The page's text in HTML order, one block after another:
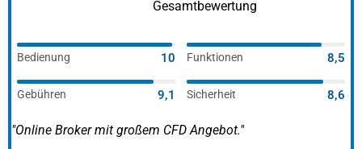
Bedienung 10 Funktionen 8,5
Gebühren 9,1 Sicherheit 8,6
"Online Broker mit großem CFD Angebot."